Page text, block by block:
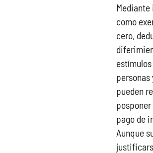
como
cero,
personas
pueden
pago de
Aunque